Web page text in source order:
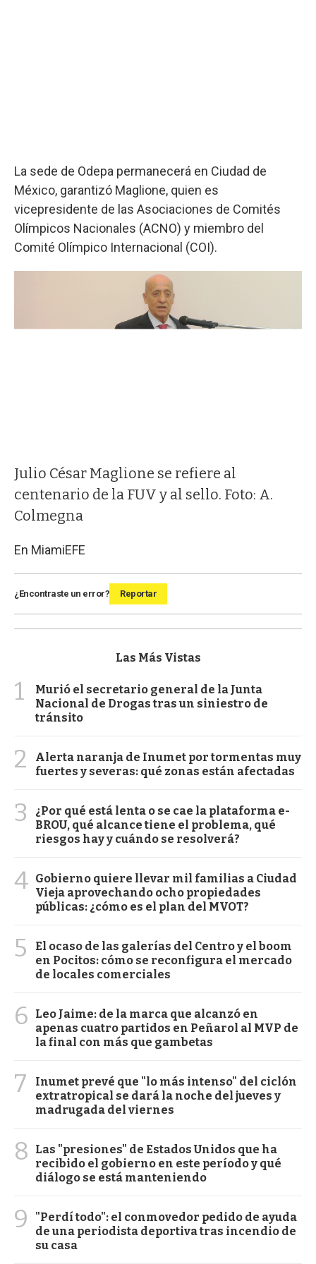
La sede de Odepa permanecerá en Ciudad de
México, garantizó Maglione, quien es
vicepresidente de las Asociaciones de Comités
Olímpicos Nacionales (ACNO) y miembro del
Comité Olímpico Internacional (COI).
Julio César Maglione se refiere al
centenario de la FUV y al sello. Foto: A.
Colmegna
En MiamiEFE
¿Encontraste un error? Reportar
Las Más Vistas
1
Murió el secretario general de la Junta
Nacional de Drogas tras un siniestro de
tránsito
2
Alerta naranja de Inumet por tormentas muy
fuertes y severas: qué zonas están afectadas
3
¿Por qué está lenta o se cae la plataforma e-
BROU, qué alcance tiene el problema, qué
riesgos hay y cuándo se resolverá?
4 Gobierno quiere llevar mil familias a Ciudad
Vieja aprovechando ocho propiedades
públicas: ¿cómo es el plan del MVOT?
5
El ocaso de las galerías del Centro y el boom
en Pocitos: cómo se reconfigura el mercado
de locales comerciales
6
Leo Jaime: de la marca que alcanzó en
apenas cuatro partidos en Peñarol al MVP de
la final con más que gambetas
7
Inumet prevé que "lo más intenso" del ciclón
extratropical se dará la noche del jueves y
madrugada del viernes
8
Las "presiones" de Estados Unidos que ha
recibido el gobierno en este período y qué
diálogo se está manteniendo
9
"Perdí todo": el conmovedor pedido de ayuda
de una periodista deportiva tras incendio de
su casa